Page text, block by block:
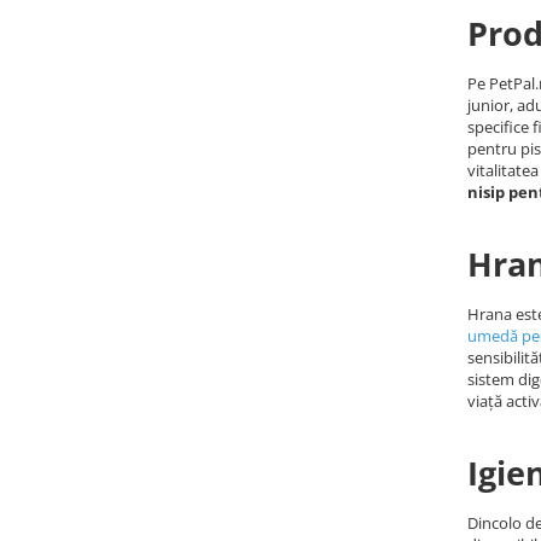
Pe
junior,
specifice
pentru
vitalitatea
nisip
Hrana
umedă
sistem
viață
Dincolo